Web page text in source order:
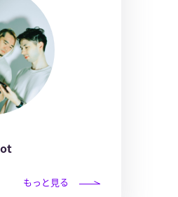
もっと見る